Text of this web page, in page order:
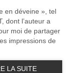
en déveine », tel
dont l’auteur a
moi de partager
impressions de
LA SUITE